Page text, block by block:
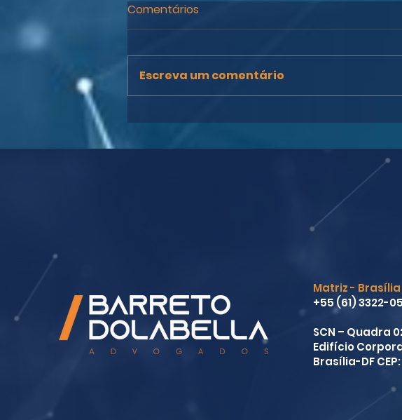
Dia Internacional dos
Comentários
Escreva um comentário
Matriz - Brasília
+55 (61) 3322-
SCN – Quadra
Edifício
Brasília-DF